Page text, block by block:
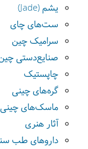
یشم (Jade)
ست‌های چای
سرامیک چین
صنایع‌دستی
چاپستیک
گره‌های چینی
ماسک‌های چینی
آثار هنری
داروهای طب